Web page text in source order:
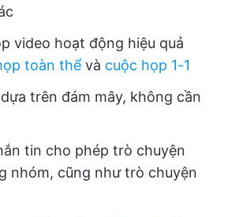
video hoạt động hiệu quả
toàn thể và cuộc họp 1-1
trên đám mây, không cần
tin cho phép trò chuyện
nhóm, cũng như trò chuyện